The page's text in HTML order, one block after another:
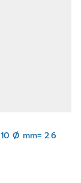
Ø mm= 2.6